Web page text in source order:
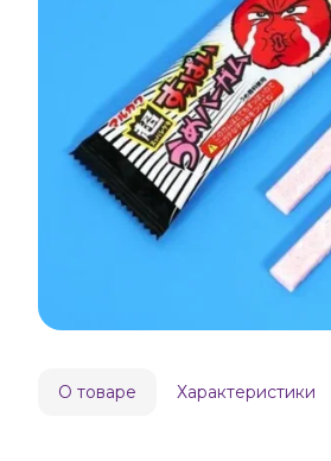
О товаре Характеристики